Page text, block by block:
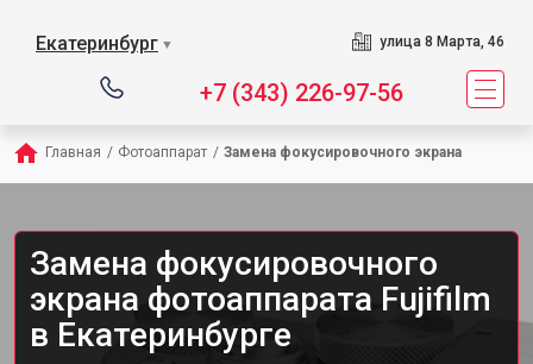
Екатеринбург ▼ улица 8 Марта, 46
+7 (343) 226-97-56
Главная / Фотоаппарат / Замена фокусировочного экрана
Замена фокусировочного
экрана фотоаппарата Fujifilm
в Екатеринбурге